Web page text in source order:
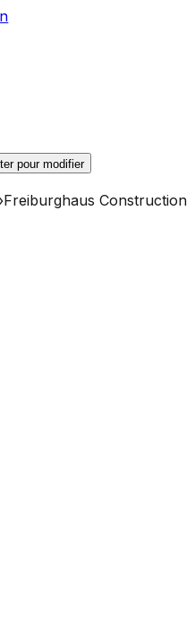
pour modifier
›Freiburghaus Construction